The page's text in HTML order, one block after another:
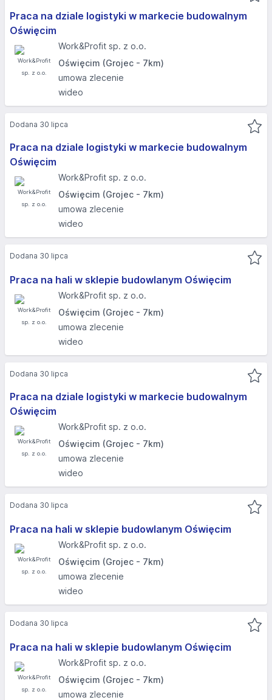
Praca na dziale logistyki w markecie budowalnym
Oświęcim
Work&Profit sp. z o.o.
Oświęcim (Grojec - 7km)
umowa zlecenie
wideo
Praca na dziale logistyki w markecie budowalnym
Oświęcim
Work&Profit sp. z o.o.
Oświęcim (Grojec - 7km)
umowa zlecenie
wideo
Dodana 30 lipca
Praca na hali w sklepie budowlanym Oświęcim
Work&Profit sp. z o.o.
Oświęcim (Grojec - 7km)
umowa zlecenie
wideo
Dodana 30 lipca
Praca na dziale logistyki w markecie budowalnym
Oświęcim
Work&Profit sp. z o.o.
Oświęcim (Grojec - 7km)
umowa zlecenie
wideo
Dodana 30 lipca
Praca na hali w sklepie budowlanym Oświęcim
Work&Profit sp. z o.o.
Oświęcim (Grojec - 7km)
umowa zlecenie
wideo
Dodana 30 lipca
Praca na hali w sklepie budowlanym Oświęcim
Work&Profit sp. z o.o.
Oświęcim (Grojec - 7km)
umowa zlecenie
Dodana 30 lipca